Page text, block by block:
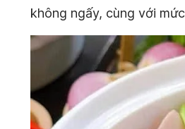
không ngấy, cùng với